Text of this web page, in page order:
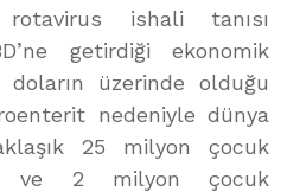
rotavirus ishali tanısı
getirdiği ekonomik
üzerinde olduğu
nedeniyle dünya
25 milyon çocuk
ve 2 milyon çocuk